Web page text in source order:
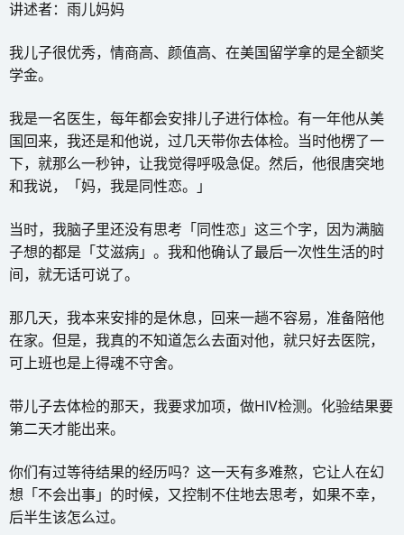
讲述者：雨儿妈妈
我儿子很优秀，情商高、颜值高、在美国留学拿的是全额奖
学金。
我是一名医生，每年都会安排儿子进行体检。有一年他从美
国回来，我还是和他说，过几天带你去体检。当时他楞了一
下，就那么一秒钟，让我觉得呼吸急促。然后，他很唐突地
和我说，「妈，我是同性恋。」
当时，我脑子里还没有思考「同性恋」这三个字，因为满脑
子想的都是「艾滋病」。我和他确认了最后一次性生活的时
间，就无话可说了。
那几天，我本来安排的是休息，回来一趟不容易，准备陪他
在家。但是，我真的不知道怎么去面对他，就只好去医院，
可上班也是上得魂不守舍。
带儿子去体检的那天，我要求加项，做HIV检测。化验结果要
第二天才能出来。
你们有过等待结果的经历吗？这一天有多难熬，它让人在幻
想「不会出事」的时候，又控制不住地去思考，如果不幸，
后半生该怎么过。